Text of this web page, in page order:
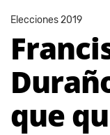
Elecciones 2019
que